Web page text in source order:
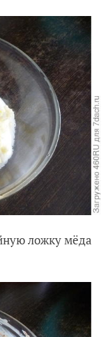
ложку мёда